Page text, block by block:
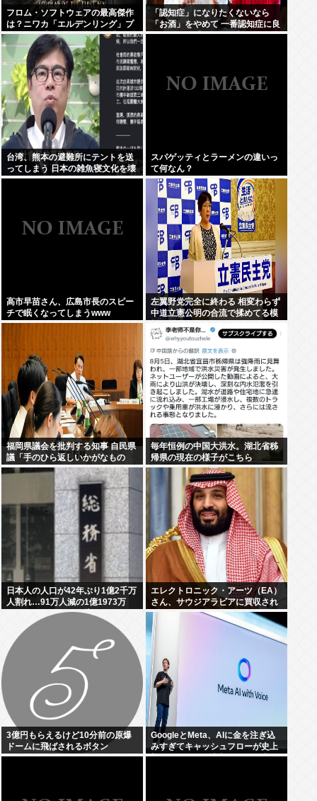
フロム・ソフトウェアの最高傑作
は？ニワカ「エルデンリング」プ
レステ厨「ブラボ」逆張り「ダク
ソ2」玄人ワイ「…」
「認知症」になりたくないなら
「お酒」をやめて 一番認知症に良
くないのは「お酒」と判明
台湾、熊本の避難所にテントを送
ってしまう 日本の雑魚寝文化を壊
すな！
スパゲッティとラーメンの違いっ
て何なん？
高市早苗さん、広島市長のスピー
チで眠くなってしまうwww
左翼野党完全に終わる 相変わらず
中道立憲公明の合流で揉めてる模
福岡県議会を批判する知事 自民県
議「手のひら返しいかがなもの
か」
毎年恒例の中国大洪水。湖北省秭
帰県の現在の様子がこちら
日本人の人口が42年ぶり1億2千万
人割れ…91万人減の1億1973万
人、外国人は35万人増
エレクトロニック・アーツ（EA）
さん、サウジアラビアに買収され
てしまう。これはハラールゲーム
爆誕か
3億円もらえるけど10分前の原爆
ドームに飛ばされるボタン
GoogleとMeta、AIに金を注ぎ込
みすぎてキャッシュフローが史上
初のマイナス。売却か保有で内ゲ